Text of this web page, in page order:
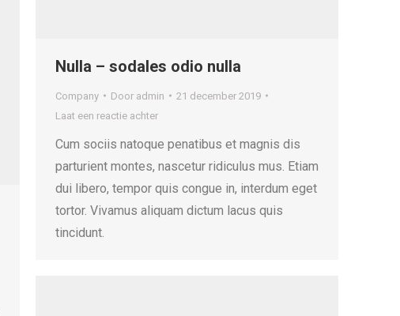
Nulla – sodales odio nulla
Company Door admin
21 december 2019
Laat een reactie achter
Cum sociis natoque penatibus et magnis dis
parturient montes, nascetur ridiculus mus. Etiam
dui libero, tempor quis congue in, interdum eget
tortor. Vivamus aliquam dictum lacus quis
tincidunt.